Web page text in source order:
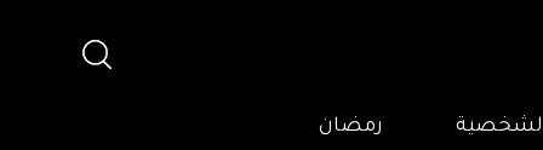
الشخصية رمضان